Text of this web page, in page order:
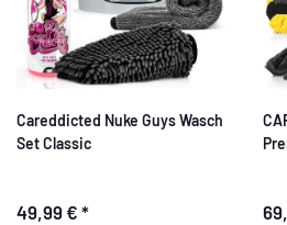
Careddicted Nuke Guys Wasch
Set Classic
49,99 € *